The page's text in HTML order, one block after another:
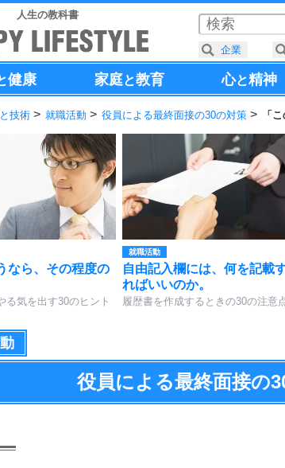
人生の教科書
健康 家庭と教育 心と精神
技術 就職活動 役員による最終面接の30の対策 「
なら、その程度の
る気を出す30のヒント
就職活動
自由記入欄には、何を記載
ればいいのか。
履歴書を作成するときの30の注意
役員による最終面接の
企業